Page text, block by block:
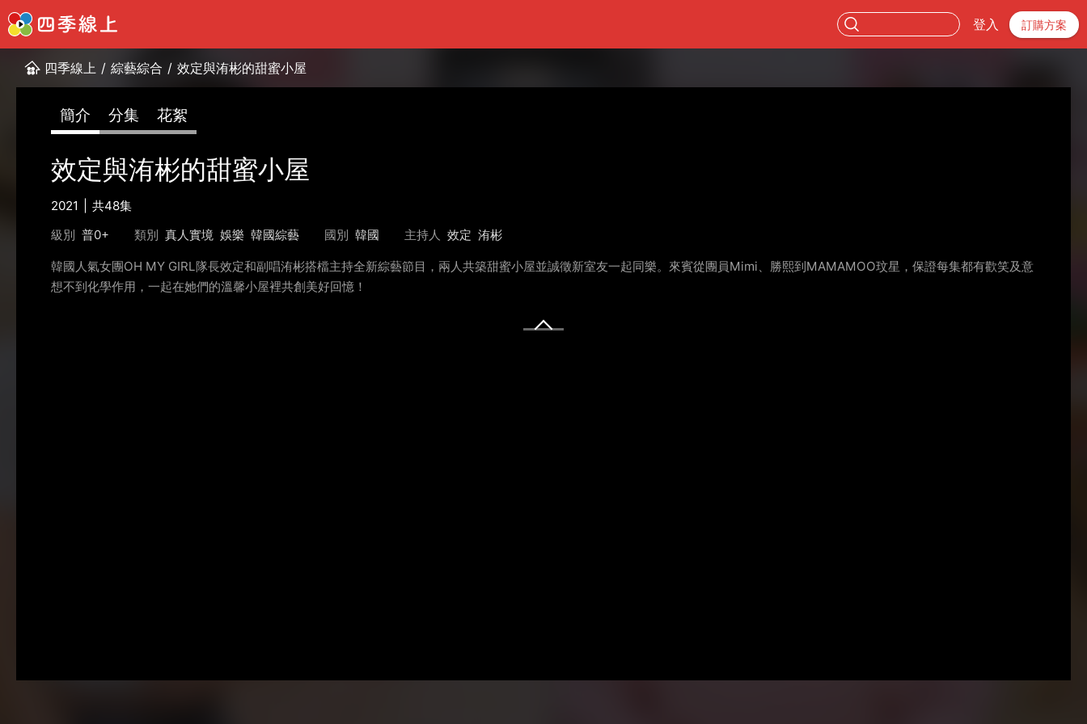
登入 訂購方案
四季線上 / 綜藝綜合 / 效定與洧彬的甜蜜小屋
簡介 分集 花絮
效定與洧彬的甜蜜小屋
2021
共48集
級別 普0+ 類別 真人實境 娛樂 韓國綜藝 國別 韓國 主持人 效定 洧彬
韓國人氣女團OH MY GIRL隊長效定和副唱洧彬搭檔主持全新綜藝節目，兩人共築甜蜜小屋並誠徵新室友一起同樂。來賓從團員Mimi、勝熙到MAMAMOO玟星，保證每集都有歡笑及意
想不到化學作用，一起在她們的溫馨小屋裡共創美好回憶！